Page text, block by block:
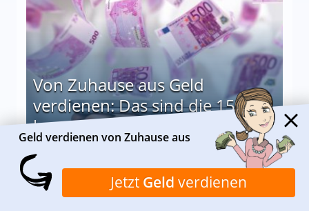
Von Zuhause aus Geld
verdienen: Das sind die 15
besten Möglichkeiten
die 15 besten Möglichkeiten
Geld verdienen von Zuhause aus
Jetzt Geld verdienen